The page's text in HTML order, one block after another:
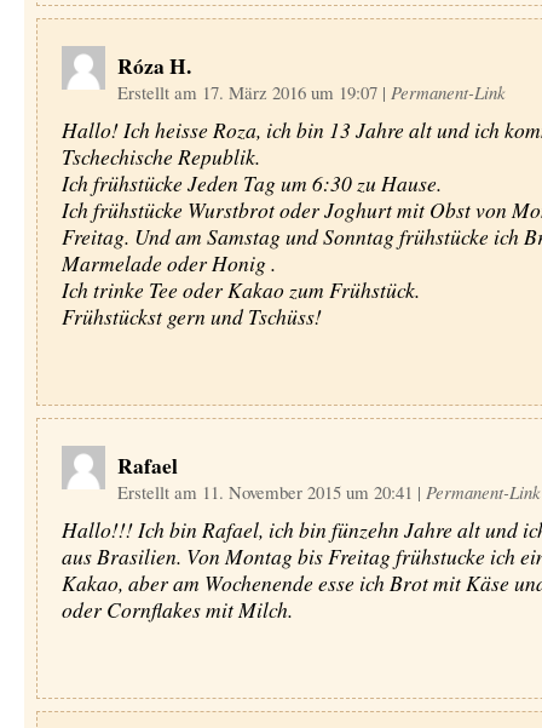
Róza H.
Erstellt am 17. März 2016 um 19:07 | Permanent-Link
Hallo! Ich heisse Roza, ich bin 13 Jahre alt und ich
Tschechische Republik.
Ich frühstücke Jeden Tag um 6:30 zu Hause.
Ich frühstücke Wurstbrot oder Joghurt mit Obst von
Freitag. Und am Samstag und Sonntag frühstücke ich
Marmelade oder Honig .
Ich trinke Tee oder Kakao zum Frühstück.
Frühstückst gern und Tschüss!
Rafael
Erstellt am 11. November 2015 um 20:41 | Permanent-Link
Hallo!!! Ich bin Rafael, ich bin fünzehn Jahre alt und
aus Brasilien. Von Montag bis Freitag frühstucke ich
Kakao, aber am Wochenende esse ich Brot mit Käse
oder Cornflakes mit Milch.